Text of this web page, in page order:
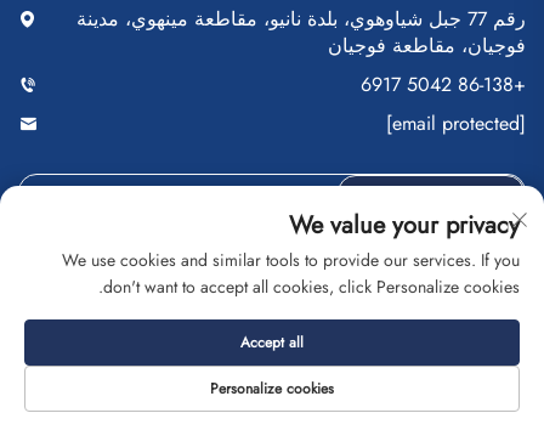
رقم 77 جبل شياوهوي، بلدة نانيو، مقاطعة مينهوي، مدينة
فوجيان، مقاطعة فوجيان
+86-138 5042 6917
[email protected]
حقوق النشر © شركة فوجيان سايبلانغ للتجارة المحدودة. جميع
سياسة الخصوصية
اتصل بنا الخدمة
We value your privacy
We use cookies and similar tools to provide our services. If you
don't want to accept all cookies, click Personalize cookies.
Personalize cookies
Accept all